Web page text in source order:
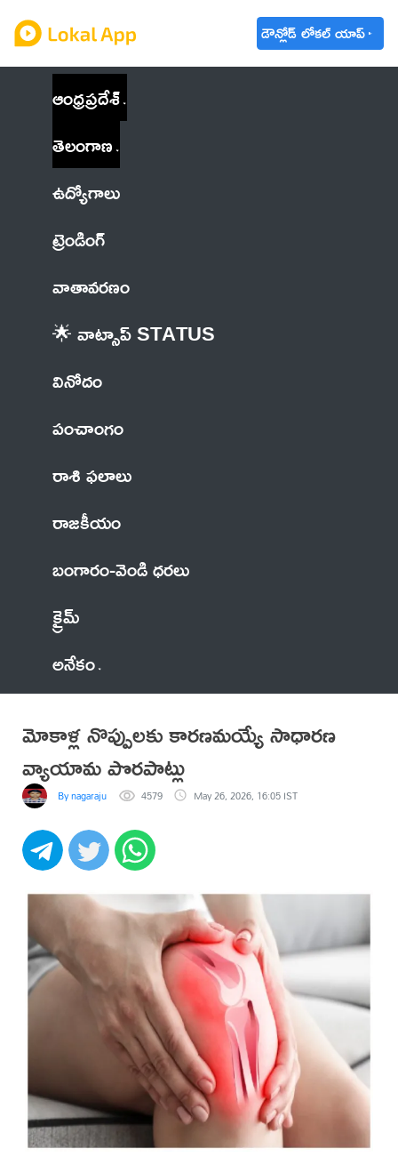
డౌన్లోడ్ లోకల్ యాప్
ఆంధ్రప్రదేశ్
తెలంగాణ
ఉద్యోగాలు
ట్రెండింగ్
వాతావరణం
🌟 వాట్సాప్ STATUS
వినోదం
పంచాంగం
రాశి ఫలాలు
రాజకీయం
బంగారం-వెండి ధరలు
క్రైమ్
అనేకం
మోకాళ్ల నొప్పులకు కారణమయ్యే సాధారణ
వ్యాయామ పొరపాట్లు
By nagaraju 4579 May 26, 2026, 16:05 IST